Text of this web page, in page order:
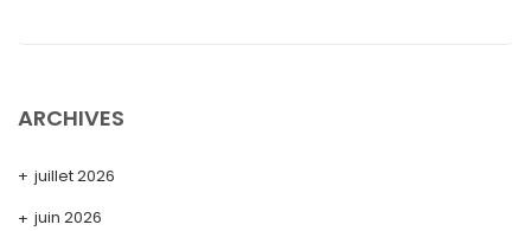
ARCHIVES
juillet 2026
juin 2026